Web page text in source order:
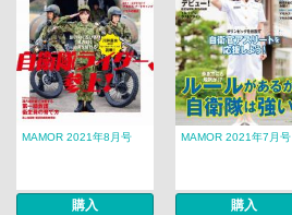
MAMOR 2021年8月号
購入
MAMOR 2021年7月号
購入